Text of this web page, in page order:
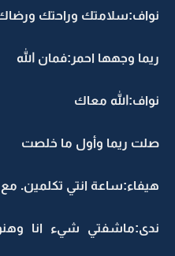
نواف:سلامتك وراحتك
ريما وجهها احمر:فمان الله
نواف:الله معاك
صلت ريما وأول ما خلصت
هيفاء:ساعة انتي تكلمين.
ندى:ماشفتي شيء انا